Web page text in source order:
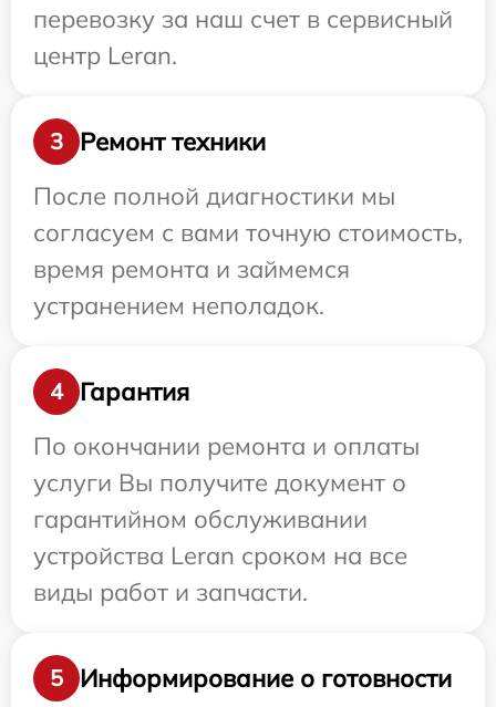
перевозку за наш счет в сервисный
центр Leran.
3
Ремонт техники
После полной диагностики мы
согласуем с вами точную стоимость,
время ремонта и займемся
устранением неполадок.
4
Гарантия
По окончании ремонта и оплаты
услуги Вы получите документ о
гарантийном обслуживании
устройства Leran сроком на все
виды работ и запчасти.
5 Информирование о готовности